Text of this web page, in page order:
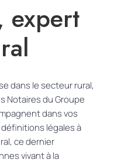
expert
dans le secteur rural,
Notaires du Groupe
dans vos
définitions légales à
ce dernier
vivant à la